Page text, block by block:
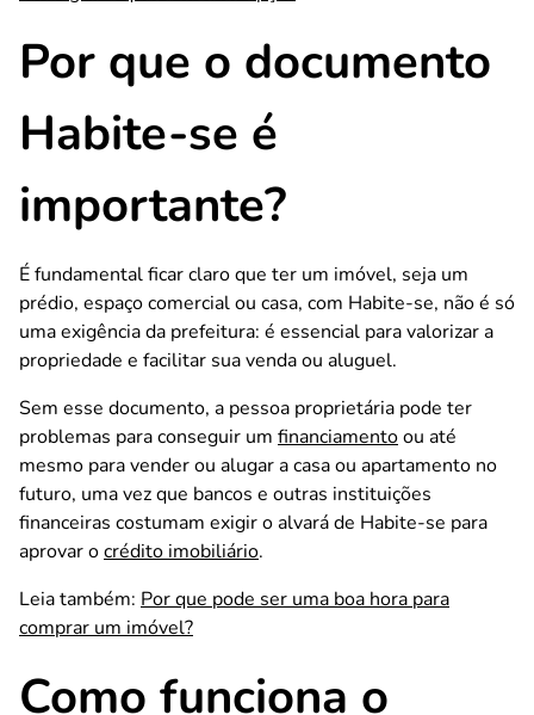
Por que o documento
Habite-se é
importante?
É fundamental ficar claro que ter um imóvel, seja um
prédio, espaço comercial ou casa, com Habite-se, não é só
uma exigência da prefeitura: é essencial para valorizar a
propriedade e facilitar sua venda ou aluguel.
Sem esse documento, a pessoa proprietária pode ter
problemas para conseguir um financiamentoou até
mesmo para vender ou alugar a casa ou apartamento no
futuro, uma vez que bancos e outras instituições
financeiras costumam exigir o alvará de Habite-se para
aprovar ocrédito imobiliário.
Leia também: Por que pode ser uma boa hora para
comprar um imóvel?
Como funciona o